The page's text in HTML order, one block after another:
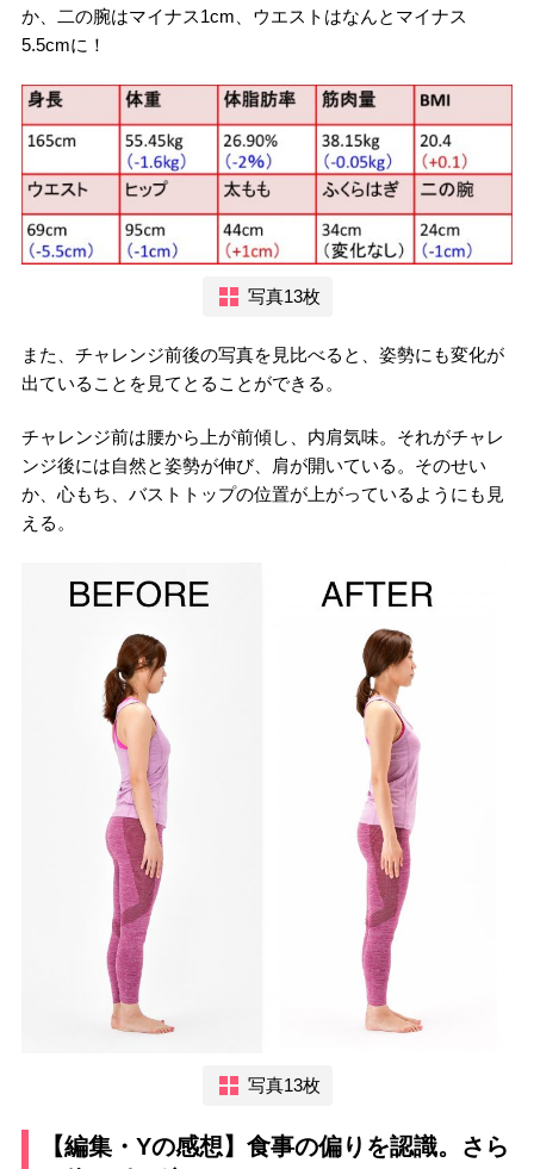
か、二の腕はマイナス1cm、ウエストはなんとマイナス
5.5cmに！
写真13枚
また、チャレンジ前後の写真を見比べると、姿勢にも変化が
出ていることを見てとることができる。
チャレンジ前は腰から上が前傾し、内肩気味。それがチャレ
ンジ後には自然と姿勢が伸び、肩が開いている。そのせい
か、心もち、バストトップの位置が上がっているようにも見
える。
写真13枚
【編集・Yの感想】食事の偏りを認識。さら